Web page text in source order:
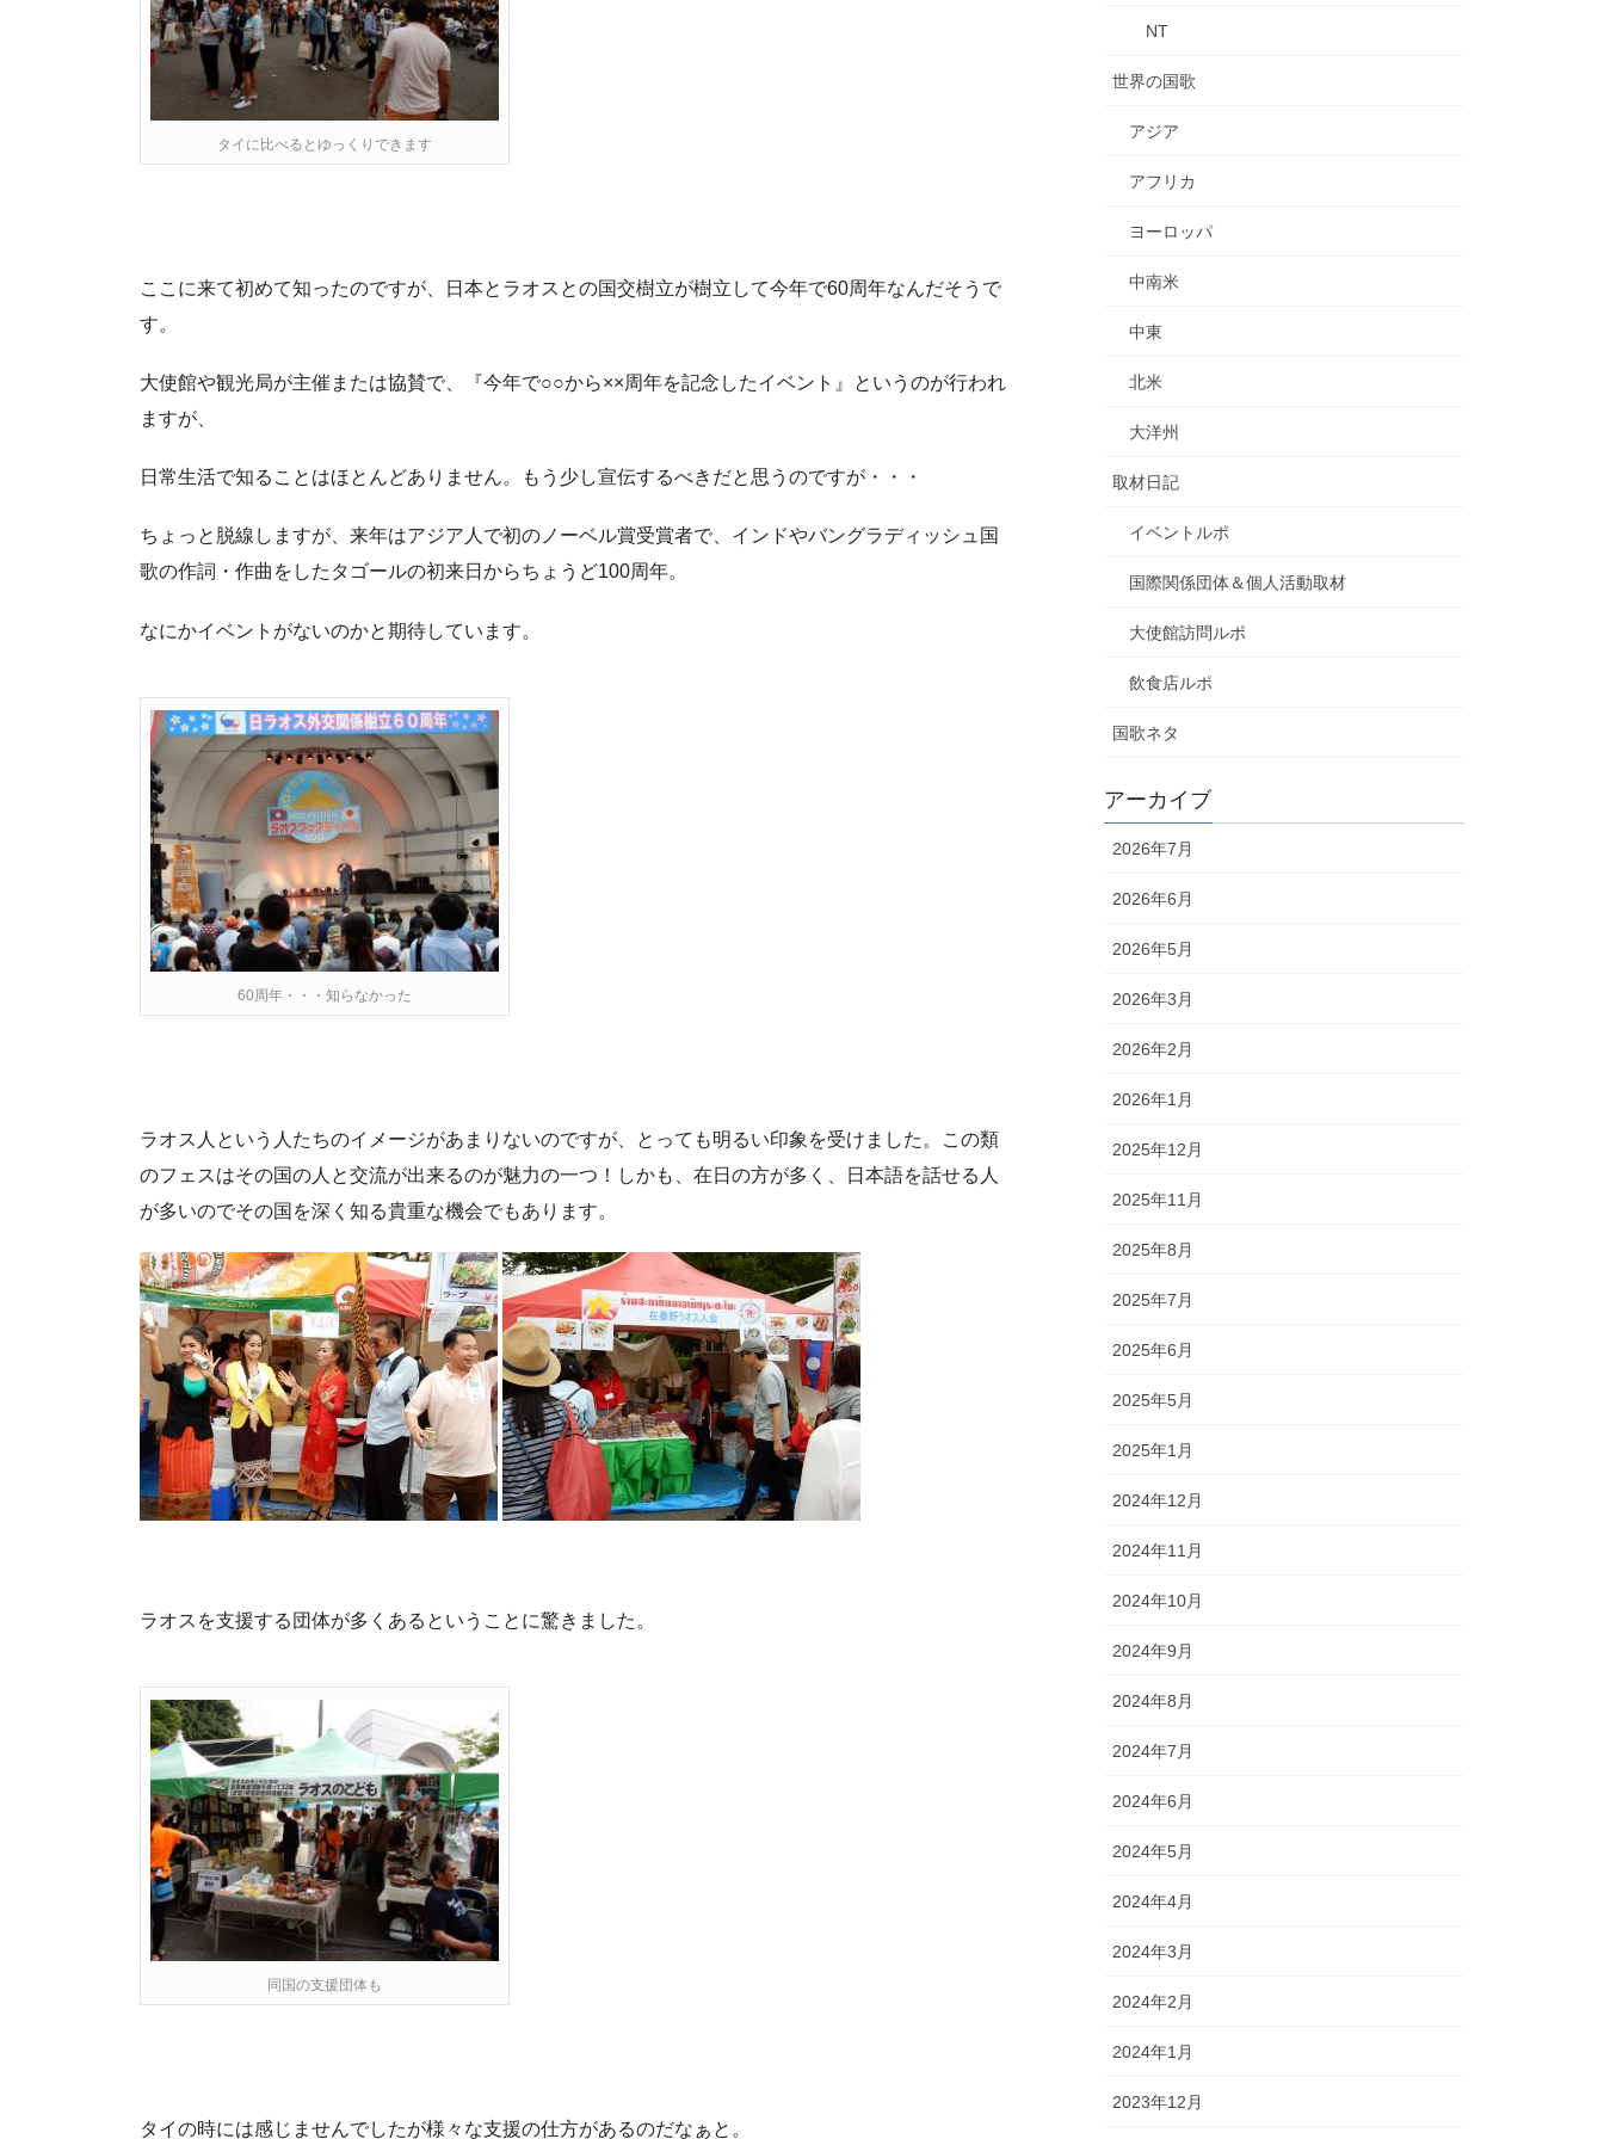
タイに比べるとゆっくりできます
ここに来て初めて知ったのですが、日本とラオスとの国交樹立が樹立して今年で60周年なんだそうで
す。
大使館や観光局が主催または協賛で、『今年で○○から××周年を記念したイベント』というのが行われ
ますが、
日常生活で知ることはほとんどありません。もう少し宣伝するべきだと思うのですが・・・
ちょっと脱線しますが、来年はアジア人で初のノーベル賞受賞者で、インドやバングラディッシュ国
歌の作詞・作曲をしたタゴールの初来日からちょうど100周年。
なにかイベントがないのかと期待しています。
60周年・・・知らなかった
ラオス人という人たちのイメージがあまりないのですが、とっても明るい印象を受けました。この類
のフェスはその国の人と交流が出来るのが魅力の一つ！しかも、在日の方が多く、日本語を話せる人
が多いのでその国を深く知る貴重な機会でもあります。
ラオスを支援する団体が多くあるということに驚きました。
同国の支援団体も
タイの時には感じませんでしたが様々な支援の仕方があるのだなぁと。
NT
世界の国歌
アジア
アフリカ
ヨーロッパ
中南米
中東
北米
大洋州
取材日記
イベントルポ
国際関係団体＆個人活動取材
大使館訪問ルポ
飲食店ルポ
国歌ネタ
アーカイブ
2026年7月
2026年6月
2026年5月
2026年3月
2026年2月
2026年1月
2025年12月
2025年11月
2025年8月
2025年7月
2025年6月
2025年5月
2025年1月
2024年12月
2024年11月
2024年10月
2024年9月
2024年8月
2024年7月
2024年6月
2024年5月
2024年4月
2024年3月
2024年2月
2024年1月
2023年12月